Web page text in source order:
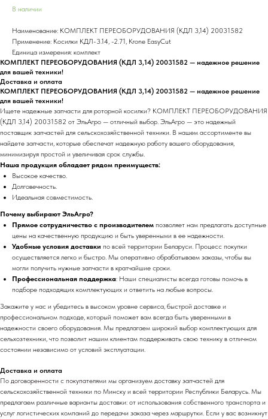
В наличии
Наименование: КОМПЛЕКТ ПЕРЕОБОРУДОВАНИЯ (КДЛ 3,14) 20031582
Применение: Косилки КДЛ-3.14, -2.71, Krone EasyCut
Единица измерения: комплект
КОМПЛЕКТ ПЕРЕОБОРУДОВАНИЯ (КДЛ 3,14) 20031582 — надежное решение
для вашей техники!
Доставка и оплата
КОМПЛЕКТ ПЕРЕОБОРУДОВАНИЯ (КДЛ 3,14) 20031582 — надежное решение
для вашей техники!
Ищете надежные запчасти для роторной косилки? КОМПЛЕКТ ПЕРЕОБОРУДОВАНИЯ
(КДЛ 3,14) 20031582 от ЭльАгро — отличный выбор. ЭльАгро — это надежный
поставщик запчастей для сельскохозяйственной техники. В нашем ассортименте вы
найдете запчасти, которые обеспечат надежную работу вашего оборудования,
минимизируя простой и увеличивая срок службы.
Наша продукция обладает рядом преимуществ:
Высокое качество.
Долговечность.
Идеальная совместимость.
Почему выбирают ЭльАгро?
Прямое сотрудничество с производителем позволяет нам предлагать доступные
цены на качественную продукцию и быть уверенными в ее надежности.
Удобные условия доставки по всей территории Беларуси. Процесс покупки
осуществляется легко и быстро. Мы оперативно обрабатываем заказы, чтобы вы
могли получить нужные запчасти в кратчайшие сроки.
Профессиональная поддержка: Наши специалисты всегда готовы помочь в
подборе подходящих комплектующих и ответить на любые вопросы.
Закажите у нас и убедитесь в высоком уровне сервиса, быстрой доставке и
профессиональном подходе, который поможет вам всегда быть уверенными в
надежности своего оборудования. Мы предлагаем широкий выбор комплектующих для
сельхозтехники, что позволит нашим клиентам поддерживать свою технику в отличном
состоянии независимо от условий эксплуатации.
Доставка и оплата
По договоренности с покупателями мы организуем доставку запчастей для
сельскохозяйственной техники по Минску и всей территории Республики Беларусь. Мы
предлагаем различные варианты доставки: от использования собственного транспорта и
услуг логистических компаний до передачи заказа через маршрутки. Если у вас возникнут